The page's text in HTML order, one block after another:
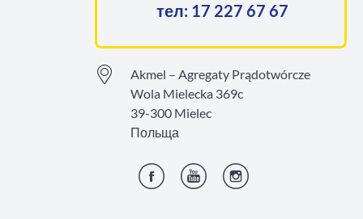
тел: 17 227 67 67
Akmel – Agregaty Prądotwórcze
Wola Mielecka 369c
39-300 Mielec
Польща